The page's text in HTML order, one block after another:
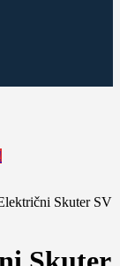
Skuter SV